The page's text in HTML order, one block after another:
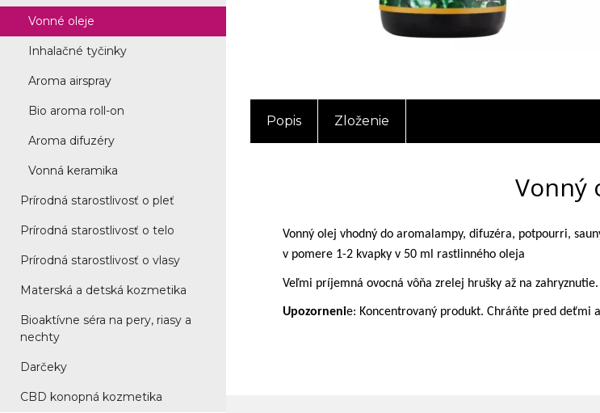
Vonné oleje
Inhalačné tyčinky
Aroma airspray
Bio aroma roll-on
Aroma difuzéry
Vonná keramika
Prírodná starostlivosť o pleť
Prírodná starostlivosť o telo
Prírodná starostlivosť o vlasy
Materská a detská kozmetika
Bioaktívne séra na pery, riasy a
nechty
Darčeky
CBD konopná kozmetika
Popis Zloženie
Vonný
Vonný olej vhodný do aromalampy, difuzéra, potpourri,
v pomere 1-2 kvapky v 50 ml rastlinného oleja
Veľmi príjemná ovocná vôňa zrelej hrušky až na zahryznutie.
Upozornenie: Koncentrovaný produkt. Chráňte pred deťmi